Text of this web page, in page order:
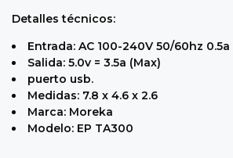
Detalles técnicos:
Entrada: AC 100-240V 50/60hz 0.5a
Salida: 5.0v = 3.5a (Max)
puerto usb.
Medidas: 7.8 x 4.6 x 2.6
Marca: Moreka
Modelo: EP TA300